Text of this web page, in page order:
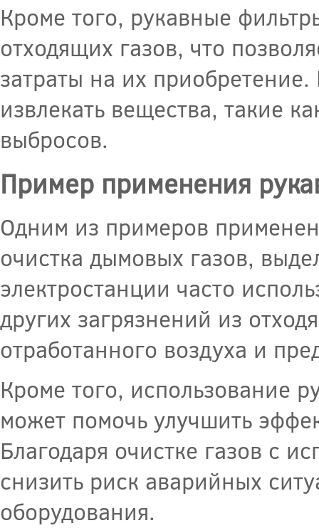
Кроме того, рукавные
отходящих газов, что
затраты на их
извлекать вещества, такие
выбросов.
Пример применения
Одним из примеров
очистка дымовых газов,
электростанции часто
других загрязнений из
отработанного воздуха и
Кроме того, использование
может помочь улучшить
Благодаря очистке газов с
снизить риск аварийных
оборудования.